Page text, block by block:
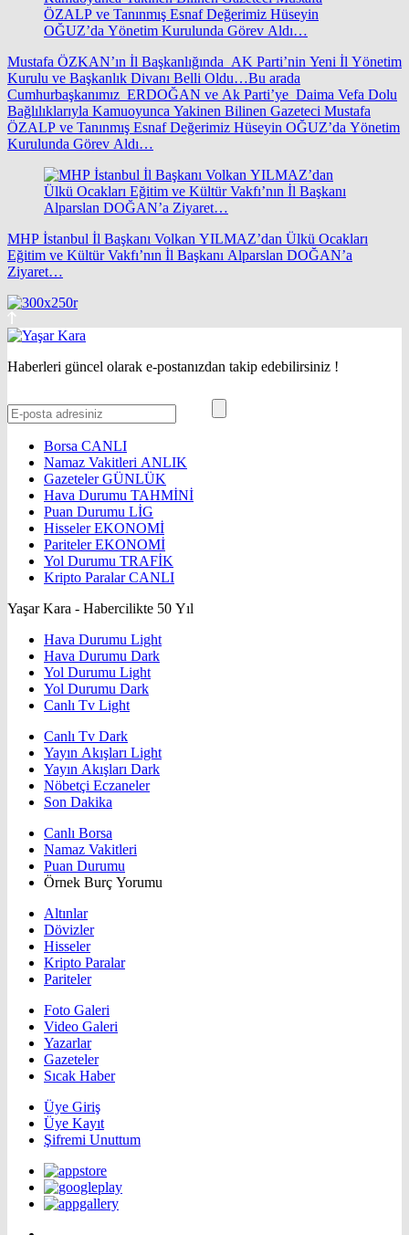
Mustafa ÖZKAN’ın İl Başkanlığında AK Parti’nin Yeni İl Yönetim
Kurulu ve Başkanlık Divanı Belli Oldu…Bu arada
Cumhurbaşkanımız ERDOĞAN ve Ak Parti’ye Daima Vefa Dolu
Bağlılıklarıyla Kamuoyunca Yakinen Bilinen Gazeteci Mustafa
ÖZALP ve Tanınmış Esnaf Değerimiz Hüseyin OĞUZ’da Yönetim
Kurulunda Görev Aldı…
MHP İstanbul İl Başkanı Volkan YILMAZ’dan Ülkü Ocakları
Eğitim ve Kültür Vakfı’nın İl Başkanı Alparslan DOĞAN’a
Ziyaret…
Haberleri güncel olarak e-postanızdan takip edebilirsiniz !
Borsa CANLI
Namaz Vakitleri ANLIK
GazetelerGÜNLÜK
Hava Durumu TAHMİNİ
Puan Durumu LİG
HisselerEKONOMİ
ParitelerEKONOMİ
Yol Durumu TRAFİK
Kripto ParalarCANLI
Yaşar Kara - Habercilikte 50 Yıl
Hava Durumu Light
Hava Durumu Dark
Yol Durumu Light
Yol Durumu Dark
Canlı Tv Light
Canlı Tv Dark
Yayın Akışları Light
Yayın Akışları Dark
Nöbetçi Eczaneler
Son Dakika
Canlı Borsa
Namaz Vakitleri
Puan Durumu
Örnek Burç Yorumu
Altınlar
Dövizler
Hisseler
Kripto Paralar
Pariteler
Foto Galeri
Video Galeri
Yazarlar
Gazeteler
Sıcak Haber
Üye Giriş
Üye Kayıt
Şifremi Unuttum